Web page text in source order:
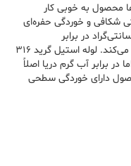
محصول به خوبی کار
شکافی و خوردگی حفره‌ای
محصول در دمای ۶۰ درجه سانتی‌گراد در برابر
ترک‌خوردگی تنشی (SCC) به خوبی مقاومت می‌کند. لوله استیل گرید ۳۱۶
در برابر آب گرم دریا اصلاً
دارای خوردگی سطحی